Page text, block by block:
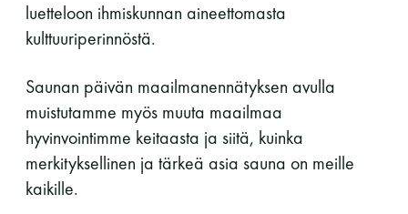
Suomen Saunaseura vaalii perinteisiä, kohteliaita
saunomistapoja, joiden perustana on toisten
saunarauhan kunnioittaminen. Seura vaalii
saunakulttuuria ja pyrkii kehittämään suomalaista
luetteloon ihmiskunnan aineettomasta
kulttuuriperinnöstä.
Saunan päivän maailmanennätyksen avulla
muistutamme myös muuta maailmaa
hyvinvointimme keitaasta ja siitä, kuinka
merkityksellinen ja tärkeä asia sauna on meille
kaikille.